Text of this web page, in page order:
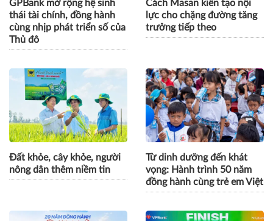
GPBank mở rộng hệ sinh
thái tài chính, đồng hành
cùng nhịp phát triển số của
Thủ đô
Cách Masan kiến tạo nội
lực cho chặng đường tăng
trưởng tiếp theo
Đất khỏe, cây khỏe, người
nông dân thêm niềm tin
Từ dinh dưỡng đến khát
vọng: Hành trình 50 năm
đồng hành cùng trẻ em Việt